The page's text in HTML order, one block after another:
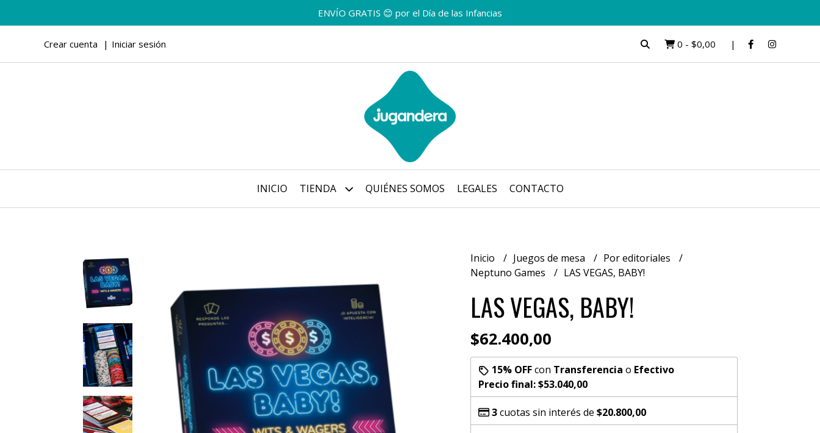
ENVÍO GRATIS 😊 por el Día de las Infancias
Crear cuenta Iniciar sesión 0 - $0,00
INICIO TIENDA QUIÉNES SOMOS LEGALES CONTACTO
Inicio Juegos de mesa
Por editoriales
Neptuno Games
LAS VEGAS, BABY!
LAS VEGAS, BABY!
$62.400,00
15% OFFcon Transferencia o Efectivo
Precio final:$53.040,00
3cuotas sin interés de $20.800,00